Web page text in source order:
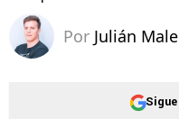
Por Julián